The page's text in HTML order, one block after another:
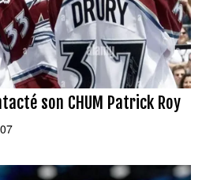
son CHUM Patrick Roy